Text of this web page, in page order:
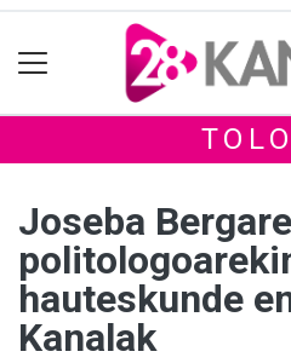
Joseba
hauteskunde
Kanalak